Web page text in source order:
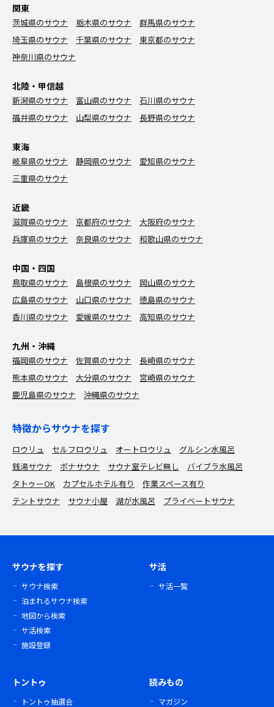
関東
茨城県のサウナ 栃木県のサウナ
群馬県のサウナ
埼玉県のサウナ
千葉県のサウナ
東京都のサウナ
神奈川県のサウナ
北陸・甲信越
新潟県のサウナ 富山県のサウナ
石川県のサウナ
福井県のサウナ
山梨県のサウナ 長野県のサウナ
東海
岐阜県のサウナ 静岡県のサウナ
愛知県のサウナ
三重県のサウナ
近畿
滋賀県のサウナ 京都府のサウナ
大阪府のサウナ
兵庫県のサウナ
奈良県のサウナ 和歌山県のサウナ
中国・四国
鳥取県のサウナ 島根県のサウナ
岡山県のサウナ
広島県のサウナ
山口県のサウナ
徳島県のサウナ
香川県のサウナ
愛媛県のサウナ 高知県のサウナ
九州・沖縄
福岡県のサウナ 佐賀県のサウナ
長崎県のサウナ
熊本県のサウナ
大分県のサウナ
宮崎県のサウナ
鹿児島県のサウナ
沖縄県のサウナ
特徴からサウナを探す
ロウリュ セルフロウリュ オートロウリュ
グルシン水風呂
銭湯サウナ
ボナサウナ サウナ室テレビ無し
バイブラ水風呂
タトゥーOK
カプセルホテル有り
作業スペース有り
テントサウナ
サウナ小屋 湖が水風呂 プライベートサウナ
サウナを探す
サウナ検索
泊まれるサウナ検索
地図から検索
サ活検索
施設登録
サ活
サ活一覧
トントゥ
トントゥ抽選会
読みもの
マガジン